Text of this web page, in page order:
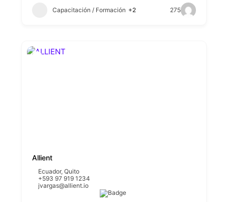
Capacitación / Formación +2 275
Allient
Ecuador,Quito
+593 97 919 1234
jvargas@allient.io